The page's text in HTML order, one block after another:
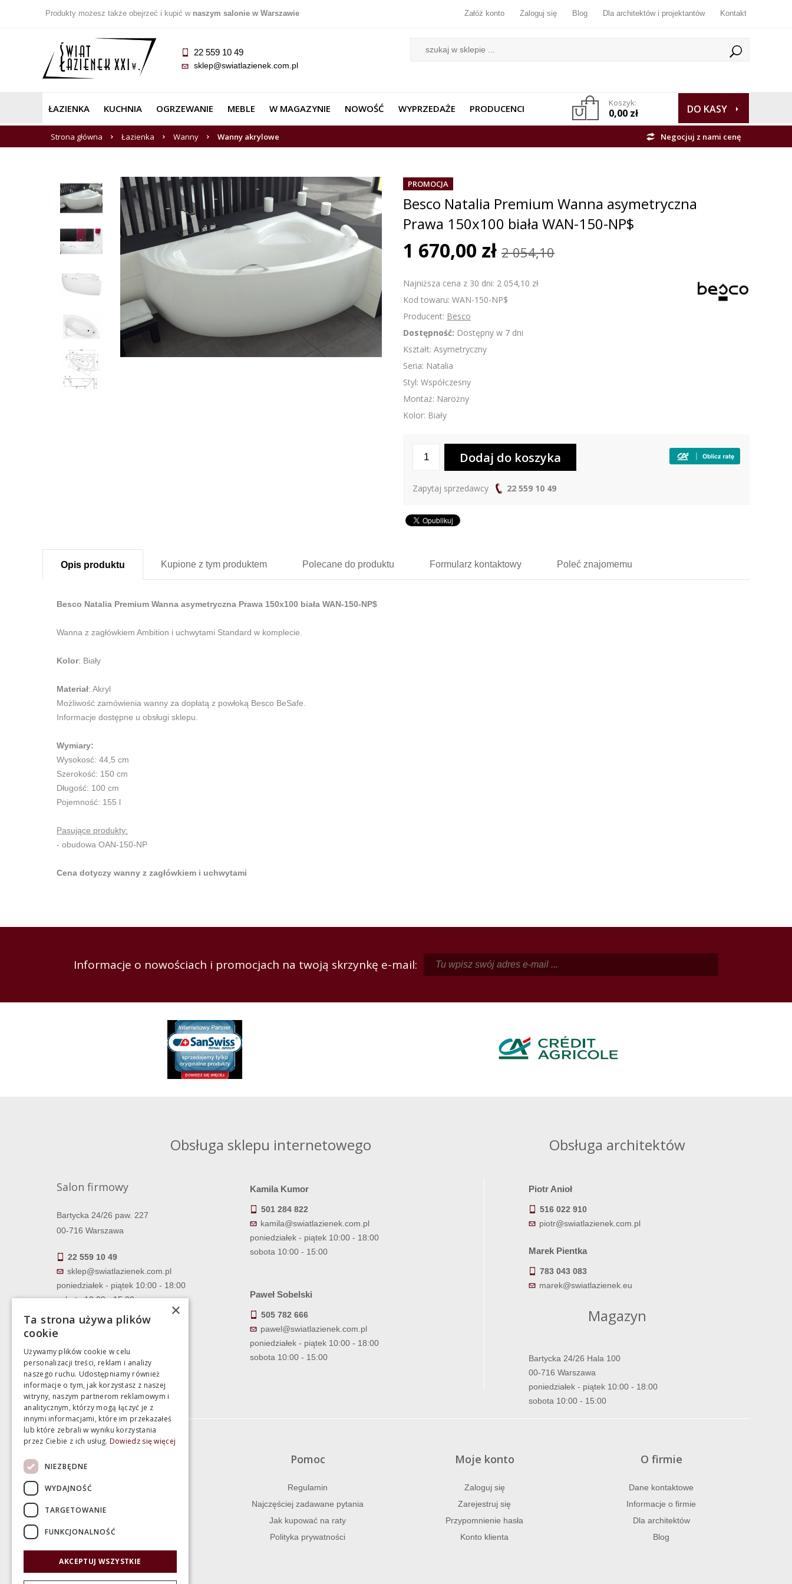
Produkty możesz także obejrzeć i kupić w naszym salonie w Warszawie Załóż konto Zaloguj się Blog Dla architektów i projektantów Kontakt
22 559 10 49
sklep@swiatlazienek.com.pl
ŁAZIENKA KUCHNIA OGRZEWANIE MEBLE W MAGAZYNIE NOWOŚĆ WYPRZEDAŻE PRODUCENCI Koszyk:
0,00 zł DO KASY
Strona główna Łazienka Wanny Wanny akrylowe Negocjuj z nami cenę
PROMOCJA
Besco Natalia Premium Wanna asymetryczna
Prawa 150x100 biała WAN-150-NP$
1 670,00 zł 2 054,10
Najniższa cena z 30 dni: 2 054,10 zł
Kod towaru: WAN-150-NP$
Producent: Besco
Dostępność: Dostępny w 7 dni
Kształt: Asymetryczny
Seria: Natalia
Styl: Współczesny
Montaż: Narożny
Kolor: Biały
Zapytaj sprzedawcy 22 559 10 49
Opis produktu Kupione z tym produktem Polecane do produktu Formularz kontaktowy Poleć znajomemu
Besco Natalia Premium Wanna asymetryczna Prawa 150x100 biała WAN-150-NP$
Wanna z zagłówkiem Ambition i uchwytami Standard w komplecie.
Kolor: Biały
Materiał: Akryl
Możliwość zamówienia wanny za dopłatą z powłoką Besco BeSafe.
Informacje dostępne u obsługi sklepu.
Wymiary:
Wysokosć: 44,5 cm
Szerokość: 150 cm
Długość: 100 cm
Pojemność: 155 l
Pasujące produkty:
- obudowa OAN-150-NP
Cena dotyczy wanny z zagłówkiem i uchwytami
Informacje o nowościach i promocjach na twoją skrzynkę e-mail:
Obsługa sklepu internetowego
Salon firmowy
Bartycka 24/26 paw. 227
00-716 Warszawa
22 559 10 49
sklep@swiatlazienek.com.pl
poniedziałek - piątek 10:00 - 18:00
sobota 10:00 - 15:00
Kamila Kumor
501 284 822
kamila@swiatlazienek.com.pl
poniedziałek - piątek 10:00 - 18:00
sobota 10:00 - 15:00
Paweł Sobelski
505 782 666
pawel@swiatlazienek.com.pl
poniedziałek - piątek 10:00 - 18:00
sobota 10:00 - 15:00
Obsługa architektów
Piotr Anioł
516 022 910
piotr@swiatlazienek.com.pl
Marek Pientka
783 043 083
marek@swiatlazienek.eu
Magazyn
Bartycka 24/26 Hala 100
00-716 Warszawa
poniedziałek - piątek 10:00 - 18:00
sobota 10:00 - 15:00
Termin realizacji zamówienia
Gwarancja i serwis
Zwrot towaru
Pomoc
Regulamin
Najczęściej zadawane pytania
Jak kupować na raty
Polityka prywatności
Moje konto
Zaloguj się
Zarejestruj się
Przypomnienie hasła
Konto klienta
O firmie
Dane kontaktowe
Informacje o firmie
Dla architektów
Blog
×
Ta strona używa plików
cookie
Używamy plików cookie w celu
personalizacji treści, reklam i analizy
naszego ruchu. Udostępniamy również
informacje o tym, jak korzystasz z naszej
witryny, naszym partnerom reklamowym i
analitycznym, którzy mogą łączyć je z
innymi informacjami, które im przekazałeś
lub które zebrali w wyniku korzystania
przez Ciebie z ich usług. Dowiedz się więcej
NIEZBĘDNE
WYDAJNOŚĆ
TARGETOWANIE
FUNKCJONALNOŚĆ
AKCEPTUJ WSZYSTKIE